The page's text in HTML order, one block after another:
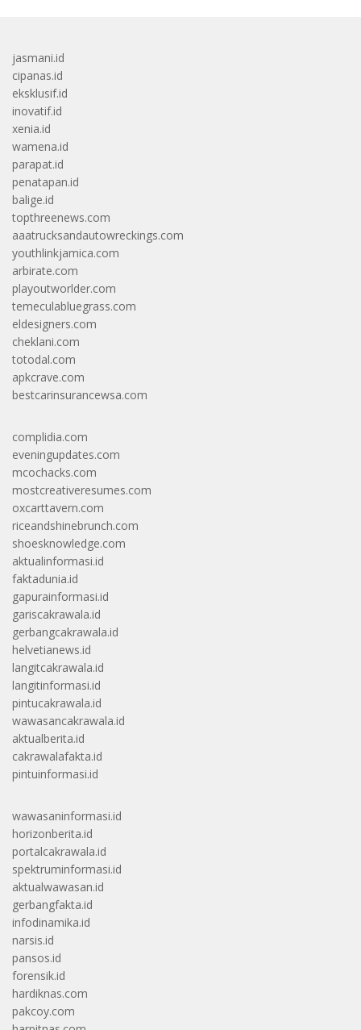
jasmani.id
cipanas.id
eksklusif.id
inovatif.id
xenia.id
wamena.id
parapat.id
penatapan.id
balige.id
topthreenews.com
aaatrucksandautowreckings.com
youthlinkjamica.com
arbirate.com
playoutworlder.com
temeculabluegrass.com
eldesigners.com
cheklani.com
totodal.com
apkcrave.com
bestcarinsurancewsa.com
complidia.com
eveningupdates.com
mcochacks.com
mostcreativeresumes.com
oxcarttavern.com
riceandshinebrunch.com
shoesknowledge.com
aktualinformasi.id
faktadunia.id
gapurainformasi.id
gariscakrawala.id
gerbangcakrawala.id
helvetianews.id
langitcakrawala.id
langitinformasi.id
pintucakrawala.id
wawasancakrawala.id
aktualberita.id
cakrawalafakta.id
pintuinformasi.id
wawasaninformasi.id
horizonberita.id
portalcakrawala.id
spektruminformasi.id
aktualwawasan.id
gerbangfakta.id
infodinamika.id
narsis.id
pansos.id
forensik.id
hardiknas.com
pakcoy.com